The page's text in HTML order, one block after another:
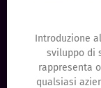
Introduzione
sviluppo di
rappresenta
qualsiasi